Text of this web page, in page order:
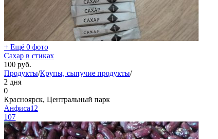
+ Ещё 0 фото
Сахар в стиках
100 руб.
Продукты/Крупы, сыпучие продукты/
2 дня
0
Красноярск, Центральный парк
Анфиса12
107